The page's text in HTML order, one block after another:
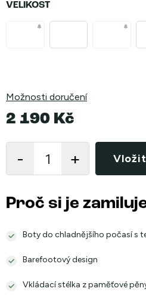
VELIKOST
Možnosti doručení
2 190 Kč
cena:
Proč si je
Boty do chladnějšího počasí s
Barefootový design
Vkládací stélka z paměťové